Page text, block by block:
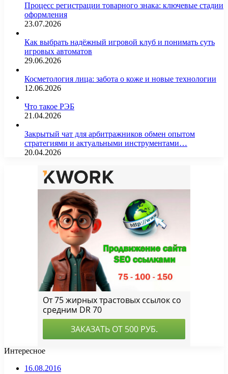
Процесс регистрации товарного знака: ключевые стадии
оформления
23.07.2026
Как выбрать надёжный игровой клуб и понимать суть
игровых автоматов
29.06.2026
Косметология лица: забота о коже и новые технологии
12.06.2026
Что такое РЭБ
21.04.2026
Закрытый чат для арбитражников обмен опытом
стратегиями и актуальными инструментами…
20.04.2026
Интересное
16.08.2016